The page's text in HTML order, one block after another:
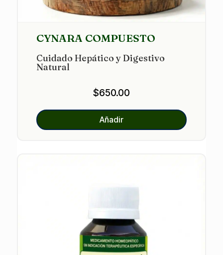
CYNARA COMPUESTO
Cuidado Hepático y Digestivo
Natural
$650.00
Añadir